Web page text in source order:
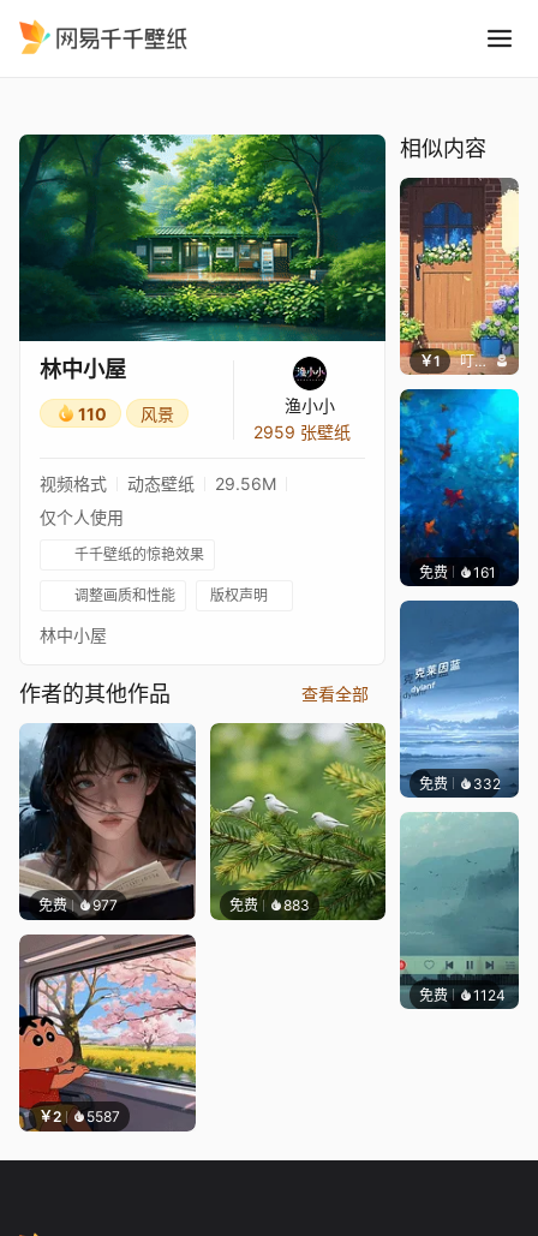
林中小屋
110 风景
渔小小
2959 张壁纸
视频格式 动态壁纸
29.56M
仅个人使用
千千壁纸的惊艳效果
调整画质和性能 版权声明
林中小屋
作者的其他作品 查看全部
免费 977 免费 883
￥2 5587
相似内容
￥1 叮叮当当
免费 161Max
免费 332冰茶Ln
免费 1124冰茶